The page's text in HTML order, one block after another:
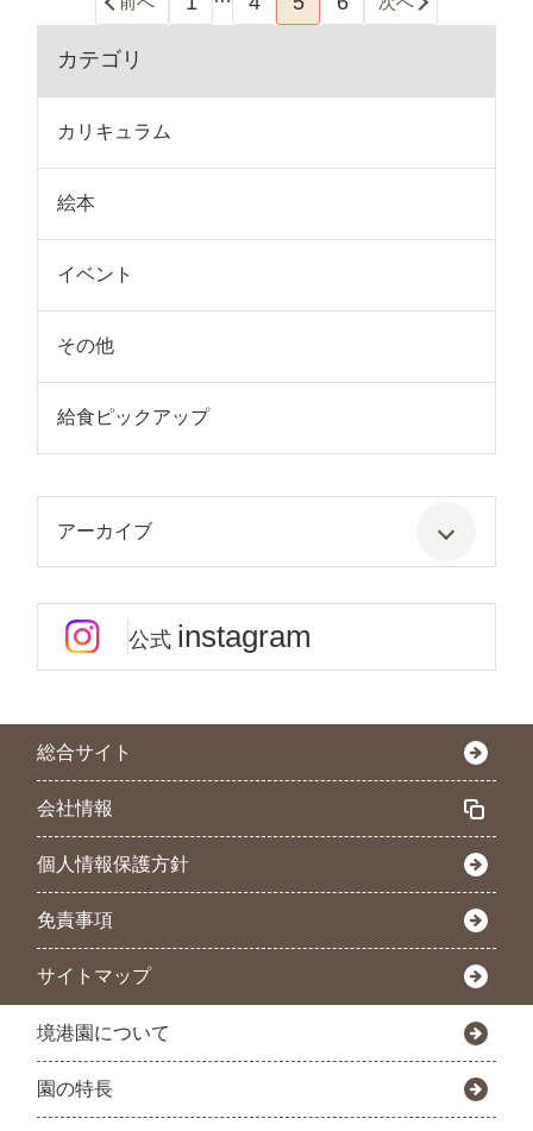
カテゴリ
カリキュラム
絵本
イベント
その他
給食ピックアップ
アーカイブ
公式 instagram
総合サイト
会社情報
個人情報保護方針
免責事項
サイトマップ
境港園について
園の特長